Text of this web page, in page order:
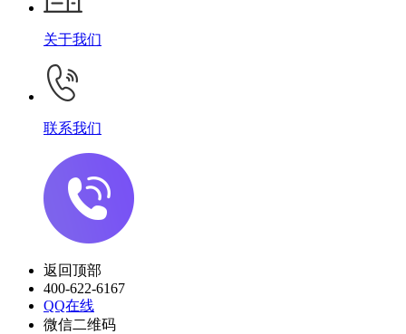
关于我们
联系我们
返回顶部
400-622-6167
QQ在线
微信二维码